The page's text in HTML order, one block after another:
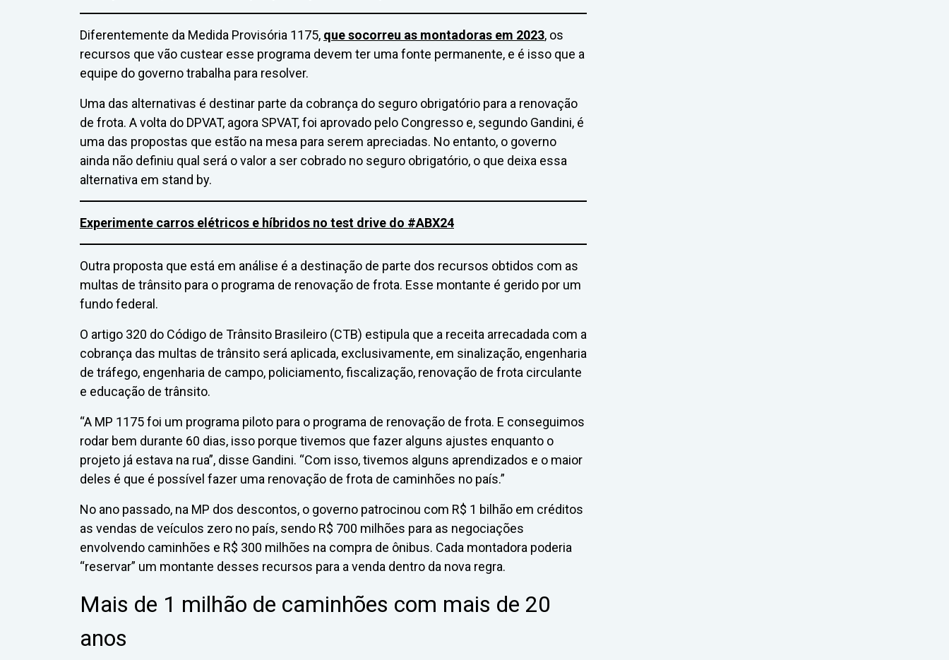
Diferentemente da Medida Provisória 1175, que socorreu as montadoras em 2023, os
recursos que vão custear esse programa devem ter uma fonte permanente, e é isso que a
equipe do governo trabalha para resolver.
Uma das alternativas é destinar parte da cobrança do seguro obrigatório para a renovação
de frota. A volta do DPVAT, agora SPVAT, foi aprovado pelo Congresso e, segundo Gandini, é
uma das propostas que estão na mesa para serem apreciadas. No entanto, o governo
ainda não definiu qual será o valor a ser cobrado no seguro obrigatório, o que deixa essa
alternativa em stand by.
Experimente carros elétricos e híbridos no test drive do #ABX24
Outra proposta que está em análise é a destinação de parte dos recursos obtidos com as
multas de trânsito para o programa de renovação de frota. Esse montante é gerido por um
fundo federal.
O artigo 320 do Código de Trânsito Brasileiro (CTB) estipula que a receita arrecadada com a
cobrança das multas de trânsito será aplicada, exclusivamente, em sinalização, engenharia
de tráfego, engenharia de campo, policiamento, fiscalização, renovação de frota circulante
e educação de trânsito.
“A MP 1175 foi um programa piloto para o programa de renovação de frota. E conseguimos
rodar bem durante 60 dias, isso porque tivemos que fazer alguns ajustes enquanto o
projeto já estava na rua”, disse Gandini. “Com isso, tivemos alguns aprendizados e o maior
deles é que é possível fazer uma renovação de frota de caminhões no país.”
No ano passado, na MP dos descontos, o governo patrocinou com R$ 1 bilhão em créditos
as vendas de veículos zero no país, sendo R$ 700 milhões para as negociações
envolvendo caminhões e R$ 300 milhões na compra de ônibus. Cada montadora poderia
“reservar” um montante desses recursos para a venda dentro da nova regra.
Mais de 1 milhão de caminhões com mais de 20
anos